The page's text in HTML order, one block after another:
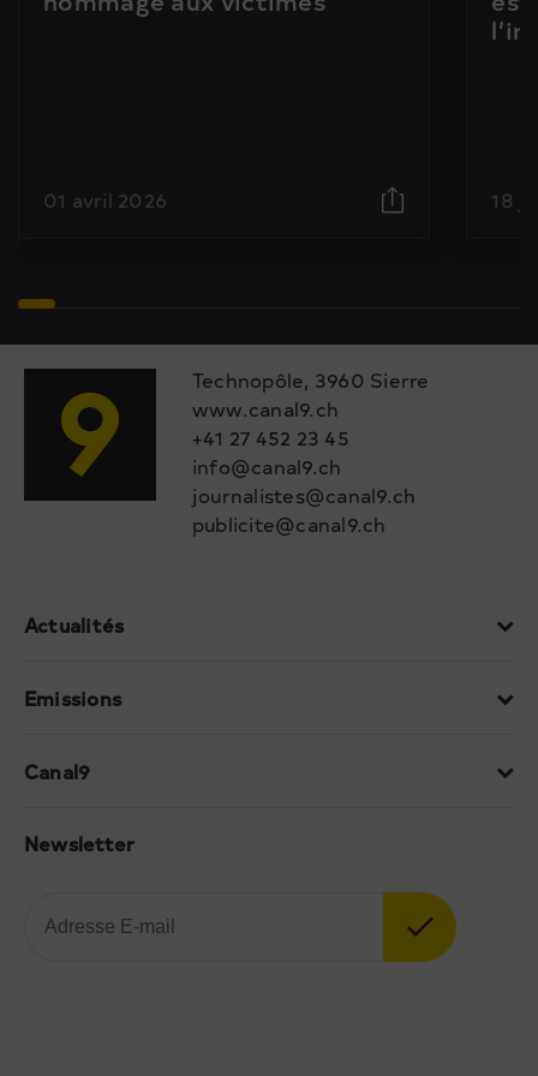
01 avril 2026 18
Technopôle, 3960 Sierre
www.canal9.ch
+41 27 452 23 45
info@canal9.ch
journalistes@canal9.ch
publicite@canal9.ch
Actualités
Emissions
Canal9
Newsletter